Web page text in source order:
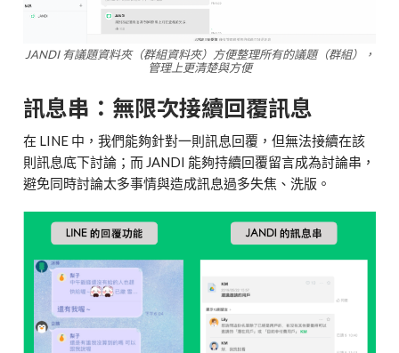
JANDI 有議題資料夾（群組資料夾）方便整理所有的議題（群組），
管理上更清楚與方便
訊息串：無限次接續回覆訊息
在 LINE 中，我們能夠針對一則訊息回覆，但無法接續在該
則訊息底下討論；而 JANDI 能夠持續回覆留言成為討論串，
避免同時討論太多事情與造成訊息過多失焦、洗版。